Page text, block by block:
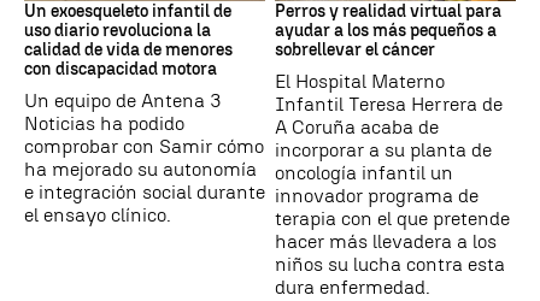
Un exoesqueleto infantil de
uso diario revoluciona la
calidad de vida de menores
con discapacidad motora
Un equipo de Antena 3
Noticias ha podido
comprobar con Samir cómo
ha mejorado su autonomía
e integración social durante
el ensayo clínico.
Perros y realidad virtual para
ayudar a los más pequeños a
sobrellevar el cáncer
El Hospital Materno
Infantil Teresa Herrera de
A Coruña acaba de
incorporar a su planta de
oncología infantil un
innovador programa de
terapia con el que pretende
hacer más llevadera a los
niños su lucha contra esta
dura enfermedad.